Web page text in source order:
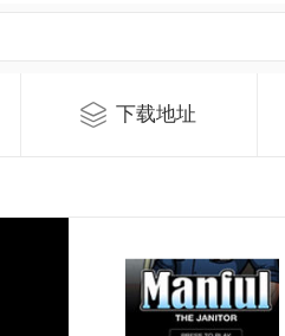
下载地址